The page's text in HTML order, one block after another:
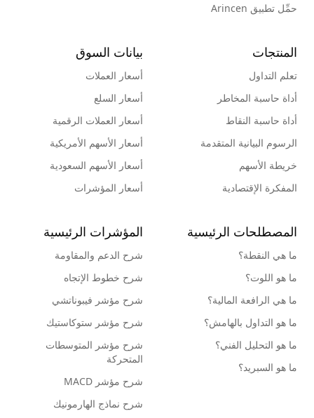
حمِّل تطبيق Arincen
المنتجات
تعلم التداول
أداة حاسبة المخاطر
أداة حاسبة النقاط
الرسوم البيانية المتقدمة
خريطة الأسهم
المفكرة الإقتصادية
بيانات السوق
أسعار العملات
أسعار السلع
أسعار العملات الرقمية
أسعار الأسهم الأمريكية
أسعار الأسهم السعودية
أسعار المؤشرات
المصطلحات الرئيسية
ما هي النقطة؟
ما هو اللوت؟
ما هي الرافعة المالية؟
ما هو التداول بالهامش؟
ما هو التحليل الفني؟
ما هو السبريد؟
المؤشرات الرئيسية
شرح الدعم والمقاومة
شرح خطوط الإتجاه
شرح مؤشر فيبوناتشي
شرح مؤشر ستوكاستيك
شرح مؤشر المتوسطات
المتحركة
شرح مؤشر MACD
شرح نماذج الهارمونيك